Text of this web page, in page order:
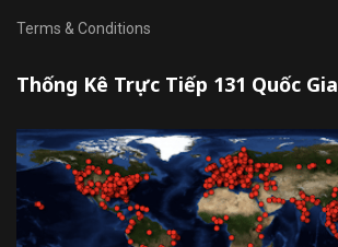
Terms & Conditions
Thống Kê Trực Tiếp 131 Quốc Gia